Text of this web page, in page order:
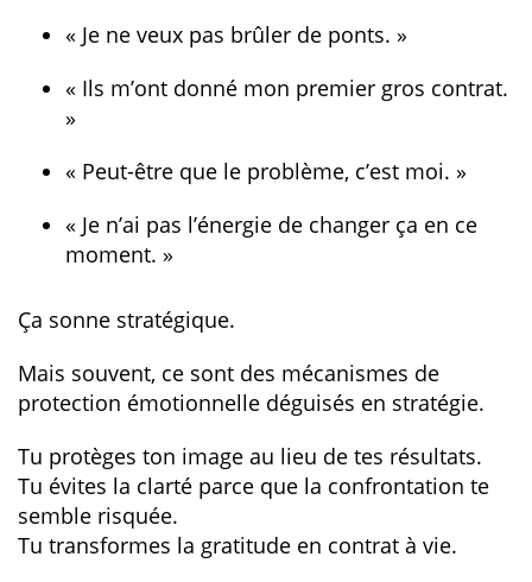
« Je ne veux pas brûler de ponts. »
« Ils m’ont donné mon premier gros contrat.
»
« Peut-être que le problème, c’est moi. »
« Je n’ai pas l’énergie de changer ça en ce
moment. »
Ça sonne stratégique.
Mais souvent, ce sont des mécanismes de
protection émotionnelle déguisés en stratégie.
Tu protèges ton image au lieu de tes résultats.
Tu évites la clarté parce que la confrontation te
semble risquée.
Tu transformes la gratitude en contrat à vie.